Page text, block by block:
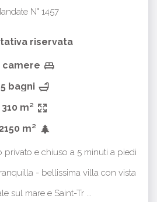
N° 1457
riservata
camere
5 bagni
310 m²
2150 m²
privato e chiuso a 5 minuti a piedi
- bellissima villa con vista
sul mare e Saint-Tr ...